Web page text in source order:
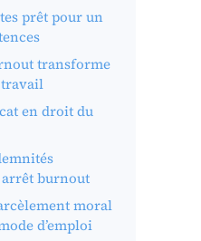
prêt pour un
transforme
en droit du
burnout
moral
d’emploi